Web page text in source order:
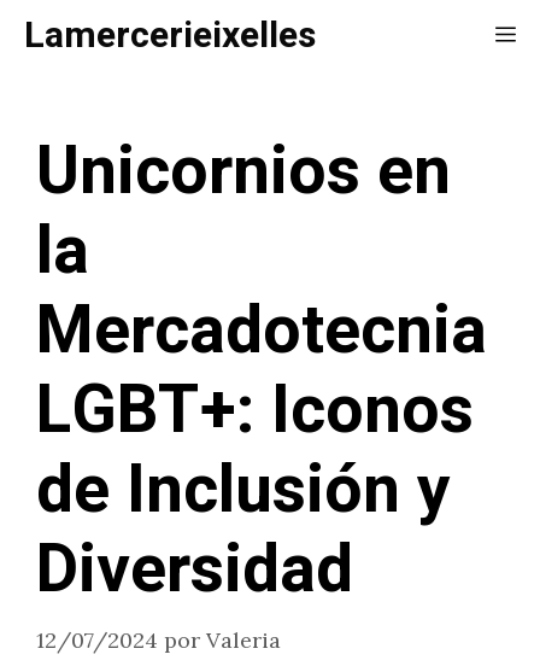
SaltarLamercerieixelles
Unicornios en
la
Mercadotecnia
LGBT+: Iconos
de Inclusión y
Diversidad
12/07/2024 por Valeria